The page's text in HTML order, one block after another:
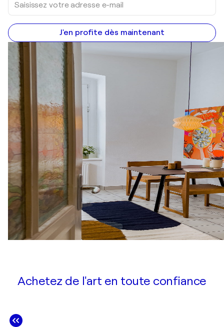
J'en profite dès maintenant
Achetez de l'art en toute confiance